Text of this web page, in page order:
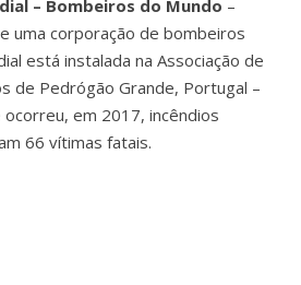
– Bombeiros do Mundo –
uma corporação de bombeiros
está instalada na Associação de
de Pedrógão Grande, Portugal –
em 2017, incêndios
66 vítimas fatais.